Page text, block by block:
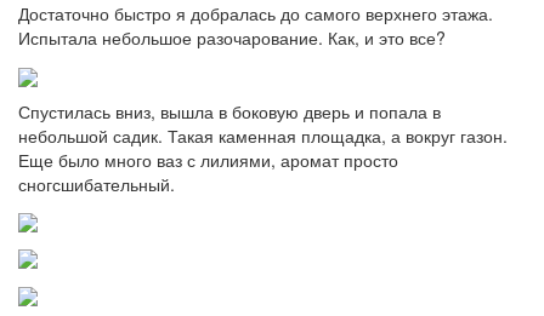
Достаточно быстро я добралась до самого верхнего этажа.
Испытала небольшое разочарование. Как, и это все?
Спустилась вниз, вышла в боковую дверь и попала в
небольшой садик. Такая каменная площадка, а вокруг газон.
Еще было много ваз с лилиями, аромат просто
сногсшибательный.